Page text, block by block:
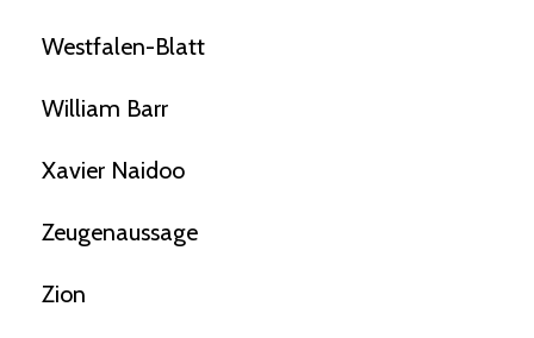
Westfalen-Blatt
William Barr
Xavier Naidoo
Zeugenaussage
Zion